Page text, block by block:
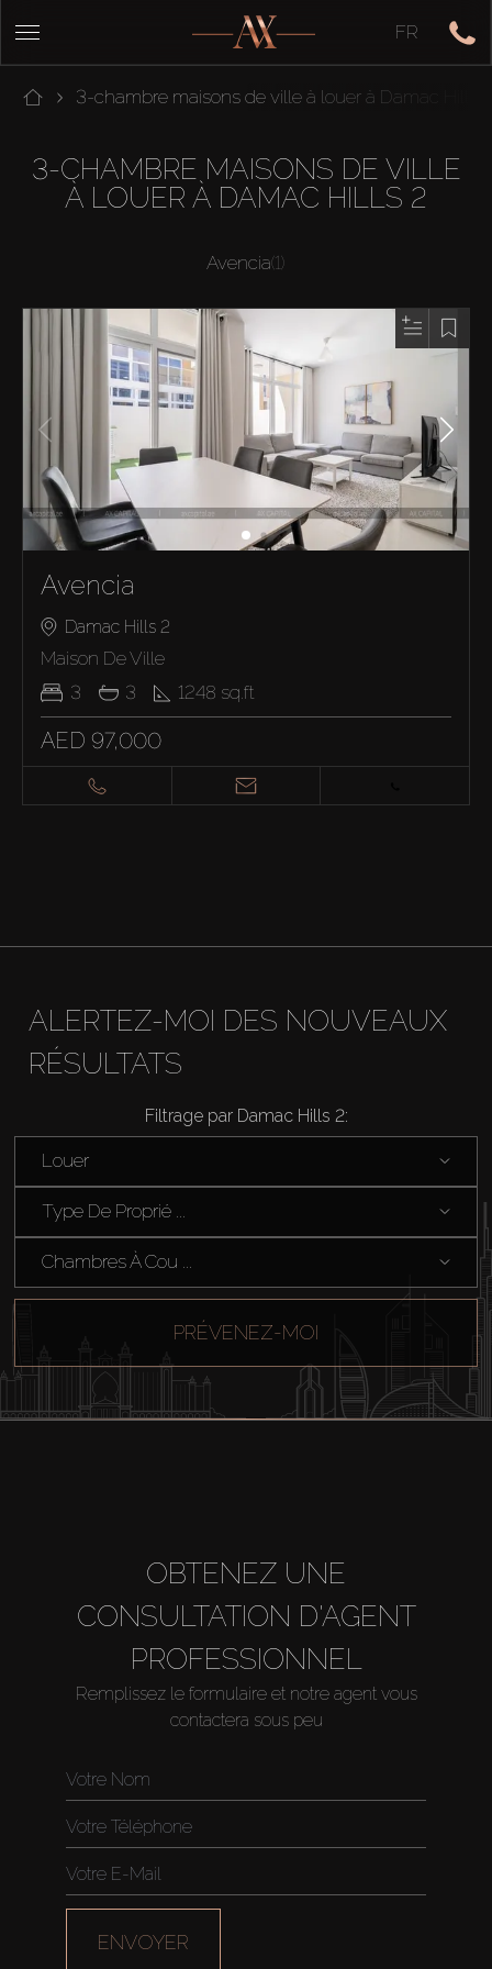
FR
3-chambre maisons de ville à louer à Damac Hills
3-CHAMBRE MAISONS DE VILLE
À LOUER À DAMAC HILLS 2
Avencia(1)
Avencia
Damac Hills 2
Maison De Ville
3
3 1248 sq.ft
AED 97,000
ALERTEZ-MOI DES NOUVEAUX
RÉSULTATS
Filtrage par Damac Hills 2:
Louer
Type De Proprié ...
Chambres À Cou ...
PRÉVENEZ-MOI
OBTENEZ UNE
CONSULTATION D'AGENT
PROFESSIONNEL
Remplissez le formulaire et notre agent vous
contactera sous peu
ENVOYER